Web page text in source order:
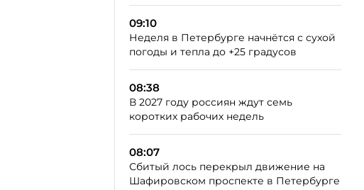
09:10
Неделя в Петербурге начнётся с сухой
погоды и тепла до +25 градусов
08:38
В 2027 году россиян ждут семь
коротких рабочих недель
08:07
Сбитый лось перекрыл движение на
Шафировском проспекте в Петербурге